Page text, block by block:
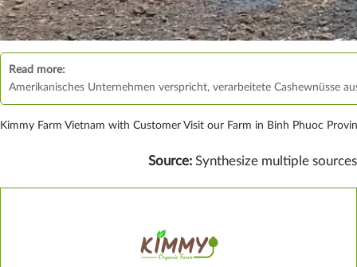
Read more:
Amerikanisches Unternehmen verspricht, verarbeitete Cashewnüsse
Kimmy Farm Vietnam with Customer Visit our Farm in Binh Phuoc
Source: Synthesize multiple sources